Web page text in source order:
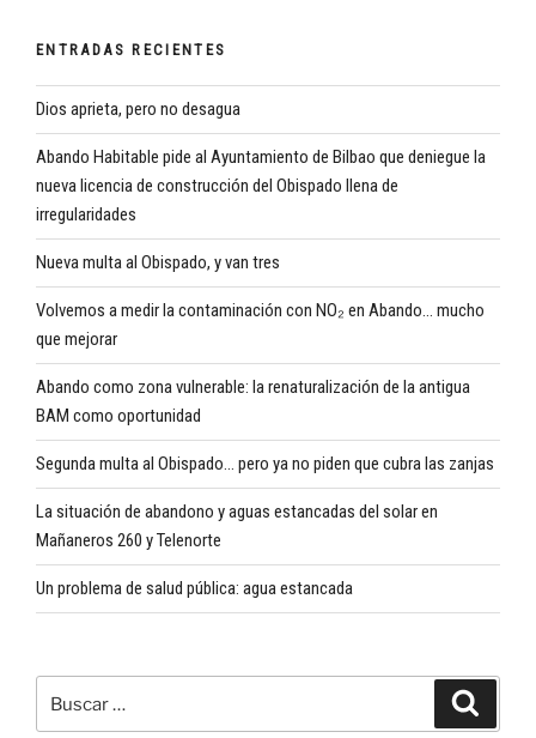
ENTRADAS RECIENTES
Dios aprieta, pero no desagua
Abando Habitable pide al Ayuntamiento de Bilbao que deniegue la
nueva licencia de construcción del Obispado llena de
irregularidades
Nueva multa al Obispado, y van tres
Volvemos a medir la contaminación con NO₂ en Abando… mucho
que mejorar
Abando como zona vulnerable: la renaturalización de la antigua
BAM como oportunidad
Segunda multa al Obispado… pero ya no piden que cubra las zanjas
La situación de abandono y aguas estancadas del solar en
Mañaneros 260 y Telenorte
Un problema de salud pública: agua estancada